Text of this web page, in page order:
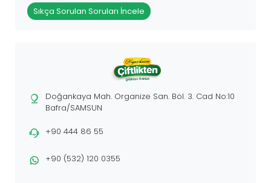
Sıkça Sorulan Soruları İncele
Doğankaya Mah. Organize San. Böl. 3. Cad No:10
Bafra/SAMSUN
+90 444 86 55
+90 (532) 120 0355